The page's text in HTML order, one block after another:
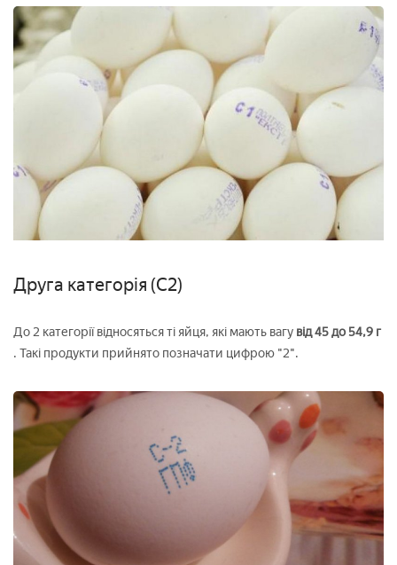
Друга категорія (С2)
До 2 категорії відносяться ті яйця, які мають вагу від 45 до 54,9 г
. Такі продукти прийнято позначати цифрою "2".